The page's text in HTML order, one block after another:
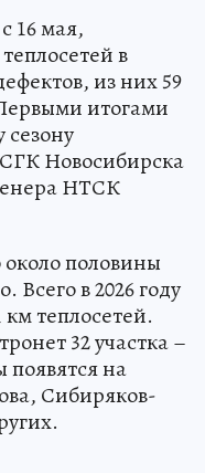
16 мая,
в
из них 59
итогами
сезону
Новосибирска
НТСК
половины
в 2026 году
теплосетей.
32 участка –
появятся на
Сибиряков-